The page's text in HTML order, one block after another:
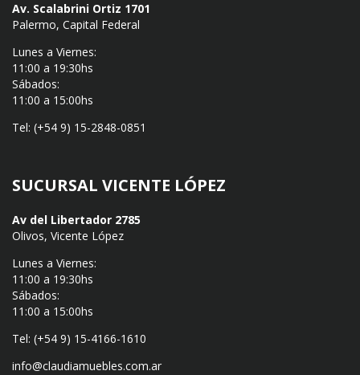
Av. Scalabrini Ortiz 1701
Palermo, Capital Federal
Lunes a Viernes:
11:00 a 19:30hs
Sábados:
11:00 a 15:00hs
Tel: (+54 9) 15-2848-0851
SUCURSAL VICENTE LÓPEZ
Av del Libertador 2785
Olivos, Vicente López
Lunes a Viernes:
11:00 a 19:30hs
Sábados:
11:00 a 15:00hs
Tel: (+54 9) 15-4166-1610
info@claudiamuebles.com.ar